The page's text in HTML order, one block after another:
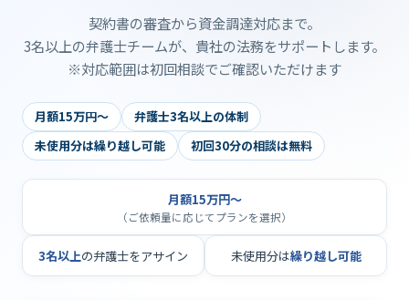
契約書の審査から資金調達対応まで。
3名以上の弁護士チームが、貴社の法務をサポートします。
※対応範囲は初回相談でご確認いただけます
月額15万円〜
弁護士3名以上の体制
未使用分は繰り越し可能
初回30分の相談は無料
月額15万円〜
（ご依頼量に応じてプランを選択）
3名以上の弁護士をアサイン 未使用分は繰り越し可能